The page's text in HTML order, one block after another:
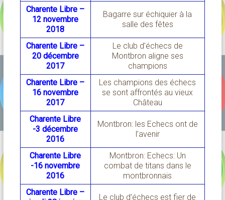
Charente Libre –
12 novembre
2018
Bagarre sur échiquier à la
salle des fêtes
Charente Libre –
20 décembre
2017
Le club d’échecs de
Montbron aligne ses
champions
Charente Libre –
16 novembre
2017
Les champions des échecs
se sont affrontés au vieux
Château
Charente Libre
-3 décembre
2016
Montbron: les Echecs ont de
l’avenir
Charente Libre
-16 novembre
2016
Montbron: Echecs: Un
combat de titans dans le
montbronnais
Charente Libre –
Le club d’échecs est fier de